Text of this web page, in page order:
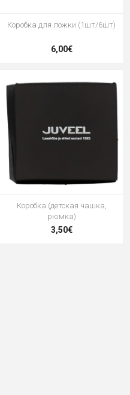
Коробка для ложки (1шт/6шт)
6,00€
Коробка (детская чашка,
рюмка)
3,50€